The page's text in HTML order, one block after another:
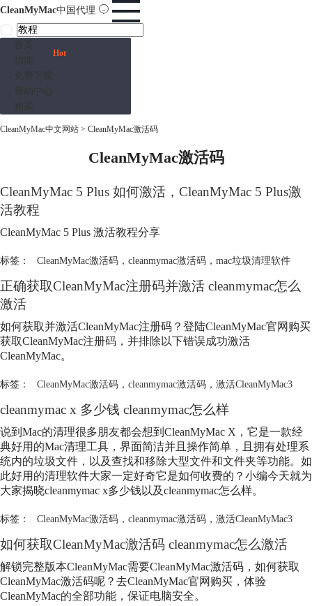
CleanMyMac中国代理
Hot
CleanMyMac中文网站 > CleanMyMac激活码
CleanMyMac激活码
CleanMyMac 5 Plus 如何激活，CleanMyMac 5 Plus激
活教程
CleanMyMac 5 Plus 激活教程分享
标签： CleanMyMac激活码， cleanmymac激活码， mac垃圾清理软件
正确获取CleanMyMac注册码并激活 cleanmymac怎么
激活
如何获取并激活CleanMyMac注册码？登陆CleanMyMac官网购买
获取CleanMyMac注册码，并排除以下错误成功激活
CleanMyMac。
标签： CleanMyMac激活码， cleanmymac激活码， 激活CleanMyMac3
cleanmymac x 多少钱 cleanmymac怎么样
说到Mac的清理很多朋友都会想到CleanMyMac X，它是一款经
典好用的Mac清理工具，界面简洁并且操作简单，且拥有处理系
统内的垃圾文件，以及查找和移除大型文件和文件夹等功能。如
此好用的清理软件大家一定好奇它是如何收费的？小编今天就为
大家揭晓cleanmymac x多少钱以及cleanmymac怎么样。
标签： CleanMyMac激活码， cleanmymac激活码， 激活CleanMyMac3
如何获取CleanMyMac激活码 cleanmymac怎么激活
解锁完整版本CleanMyMac需要CleanMyMac激活码 ，如何获取
CleanMyMac激活码呢？去CleanMyMac官网购买，体验
CleanMyMac的全部功能，保证电脑安全。